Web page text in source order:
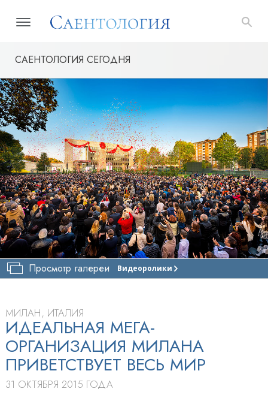
САЕНТОЛОГИЯ СЕГОДНЯ
Просмотр галереи Видеоролики
ЦЕРКОВЬ
ТУР
ТОРЖЕСТВЕННОЕ
ОТКРЫТИЕ
МИЛАН, ИТАЛИЯ
ИДЕАЛЬНАЯ МЕГА-
ОРГАНИЗАЦИЯ МИЛАНА
ПРИВЕТСТВУЕТ ВЕСЬ МИР
31 ОКТЯБРЯ 2015 ГОДА